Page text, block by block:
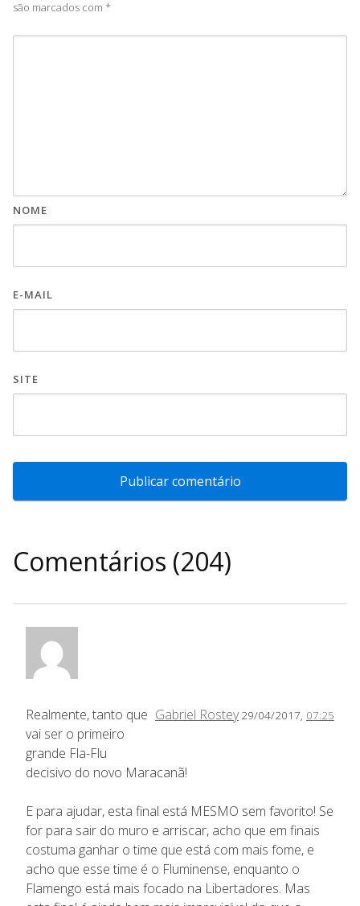
são marcados com *
NOME
E-MAIL
SITE
Comentários (204)
Gabriel Rostey 29/04/2017, 07:25
Realmente, tanto que
vai ser o primeiro
grande Fla-Flu
decisivo do novo Maracanã!
E para ajudar, esta final está MESMO sem favorito! Se
for para sair do muro e arriscar, acho que em finais
costuma ganhar o time que está com mais fome, e
acho que esse time é o Fluminense, enquanto o
Flamengo está mais focado na Libertadores. Mas